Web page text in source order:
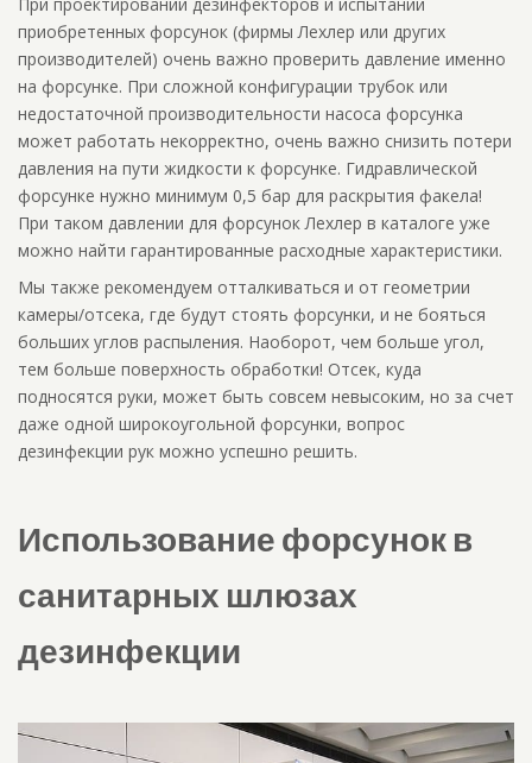
приобретенных форсунок (фирмы Лехлер или других
производителей) очень важно проверить давление именно
на форсунке. При сложной конфигурации трубок или
недостаточной производительности насоса форсунка
может работать некорректно, очень важно снизить потери
давления на пути жидкости к форсунке. Гидравлической
форсунке нужно минимум 0,5 бар для раскрытия факела!
При таком давлении для форсунок Лехлер в каталоге уже
можно найти гарантированные расходные характеристики.
Мы также рекомендуем отталкиваться и от геометрии
камеры/отсека, где будут стоять форсунки, и не бояться
больших углов распыления. Наоборот, чем больше угол,
тем больше поверхность обработки! Отсек, куда
подносятся руки, может быть совсем невысоким, но за счет
даже одной широкоугольной форсунки, вопрос
дезинфекции рук можно успешно решить.
Использование форсунок в
санитарных шлюзах
дезинфекции